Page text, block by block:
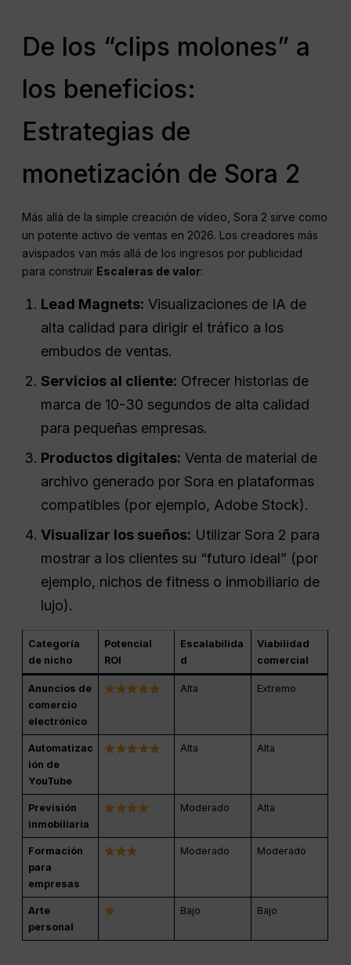
De los “clips molones” a
los beneficios:
Estrategias de
monetización de Sora 2
Más allá de la simple creación de vídeo, Sora 2 sirve como
un potente activo de ventas en 2026. Los creadores más
avispados van más allá de los ingresos por publicidad
para construir Escaleras de valor:
Lead Magnets: Visualizaciones de IA de
alta calidad para dirigir el tráfico a los
embudos de ventas.
Servicios al cliente: Ofrecer historias de
marca de 10-30 segundos de alta calidad
para pequeñas empresas.
Productos digitales: Venta de material de
archivo generado por Sora en plataformas
compatibles (por ejemplo, Adobe Stock).
Visualizar los sueños: Utilizar Sora 2 para
mostrar a los clientes su “futuro ideal” (por
ejemplo, nichos de fitness o inmobiliario de
lujo).
Categoría
de nicho
Potencial
ROI
Escalabilida
d
Viabilidad
comercial
Anuncios de
comercio
electrónico
Alta Extremo
Automatizac
ión de
YouTube
Alta Alta
Previsión
inmobiliaria
Moderado Alta
Formación
para
empresas
Moderado Moderado
Arte
personal
Bajo Bajo